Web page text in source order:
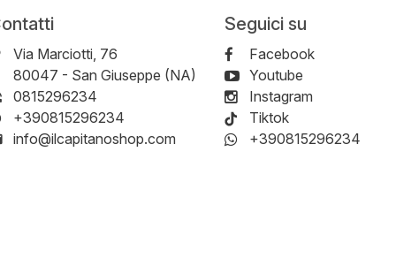
Via Marciotti, 76
-
80047 - San Giuseppe (NA)
0815296234
+390815296234
info@ilcapitanoshop.com
Seguici su
Facebook
Youtube
Instagram
Tiktok
+390815296234